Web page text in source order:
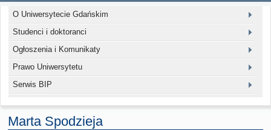
O Uniwersytecie Gdańskim
Studenci i doktoranci
Ogłoszenia i Komunikaty
Prawo Uniwersytetu
Serwis BIP
Marta Spodzieja